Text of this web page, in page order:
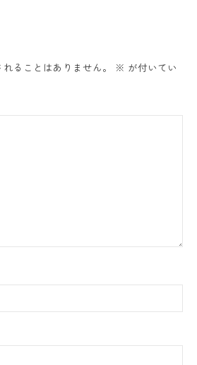
ることはありません。 ※ が付いてい